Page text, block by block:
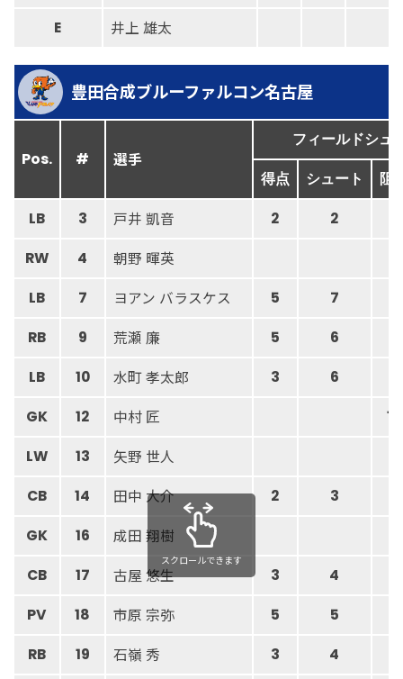
E 井上 雄太
豊田合成ブルーファルコン名古屋
Pos. # 選手
フィールドシュ
得点 シュート 阻
LB 3 戸井 凱音 2 2
RW 4 朝野 暉英
LB 7 ヨアン バラスケス 5 7
RB 9 荒瀬 廉 5 6
LB 10 水町 孝太郎 3 6
GK 12 中村 匠 13
LW 13 矢野 世人
CB 14 田中 大介 2 3
GK 16 成田 翔樹
CB 17 古屋 悠生 3 4
PV 18 市原 宗弥 5 5
RB 19 石嶺 秀 3 4
スクロールできます